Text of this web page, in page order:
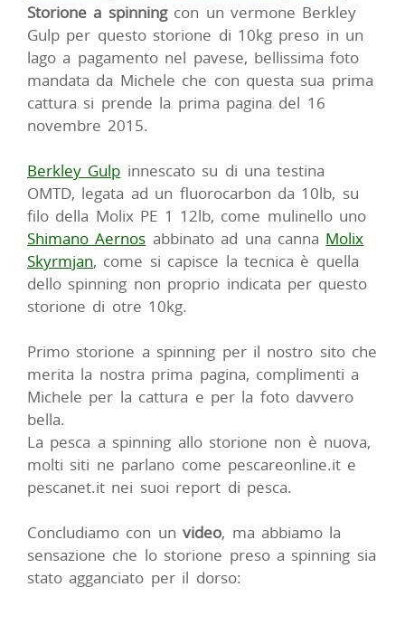
Storione a spinningcon un vermone Berkley
Gulp per questo storione di 10kg preso in un
lago a pagamento nel pavese, bellissima foto
mandata da Michele che con questa sua prima
cattura si prende la prima pagina del 16
novembre 2015.
Berkley Gulp innescato su di una testina
OMTD, legata ad un fluorocarbon da 10lb, su
filo della Molix PE 1 12lb, come mulinello uno
Shimano Aernos abbinato ad una canna Molix
Skyrmjan, come si capisce la tecnica è quella
dello spinning non proprio indicata per questo
storione di otre 10kg.
Primo storione a spinning per il nostro sito che
merita la nostra prima pagina, complimenti a
Michele per la cattura e per la foto davvero
bella.
La pesca a spinning allo storione non è nuova,
molti siti ne parlano come pescareonline.it e
pescanet.it nei suoi report di pesca.
Concludiamo con unvideo, ma abbiamo la
sensazione che lo storione preso a spinning sia
stato agganciato per il dorso: